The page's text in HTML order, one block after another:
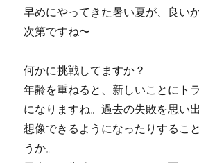
早めにやってきた暑い夏が、良い
次第ですね〜
何かに挑戦してますか？
年齢を重ねると、新しいことにト
になりますね。過去の失敗を思い
想像できるようになったりするこ
うか。